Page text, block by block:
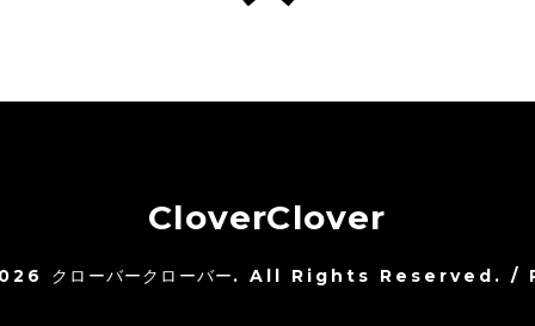
CloverClover
クローバークローバー. All Rights Reserved. /